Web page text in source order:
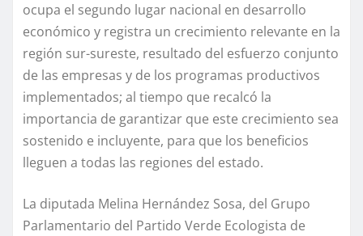
ocupa el segundo lugar nacional en desarrollo
económico y registra un crecimiento relevante en la
región sur-sureste, resultado del esfuerzo conjunto
de las empresas y de los programas productivos
implementados; al tiempo que recalcó la
importancia de garantizar que este crecimiento sea
sostenido e incluyente, para que los beneficios
lleguen a todas las regiones del estado.
La diputada Melina Hernández Sosa, del Grupo
Parlamentario del Partido Verde Ecologista de